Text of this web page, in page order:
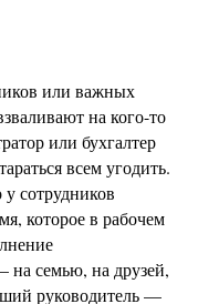
или важных
на кого-то
или бухгалтер
всем угодить.
сотрудников
которое в рабочем
на семью, на друзей,
руководитель —